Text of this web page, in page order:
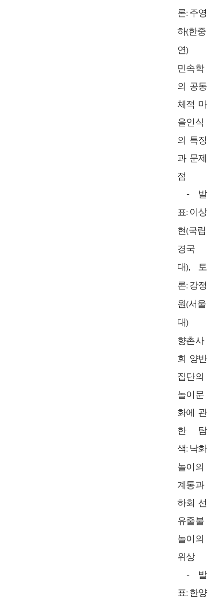
론: 주영
하(한중
연)
민속학
의 공동
체적 마
을인식
의 특징
과 문제
점
- 발
표: 이상
현 (국립
경국
대),
토
론: 강정
원 (서울
대)
향촌사
회 양반
집단의
놀이문
화에 관
한 탐
색: 낙화
놀이의
계통과
하회 선
유줄불
놀이의
위상
- 발
표: 한양